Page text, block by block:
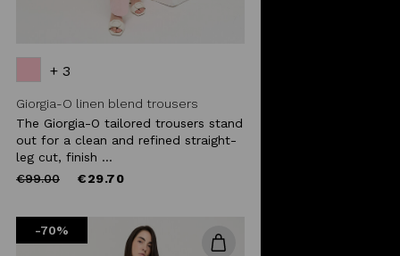
+ 3
Giorgia-O linen blend trousers
The Giorgia-O tailored trousers stand
out for a clean and refined straight-
leg cut, finish ...
Price
€99.00to €29.70
-70%